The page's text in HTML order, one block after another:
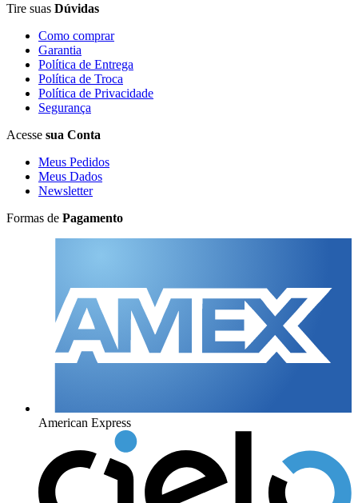
Tire suas Dúvidas
Como comprar
Garantia
Política de Entrega
Política de Troca
Política de Privacidade
Segurança
Acesse sua Conta
Meus Pedidos
Meus Dados
Newsletter
Formas de Pagamento
American Express